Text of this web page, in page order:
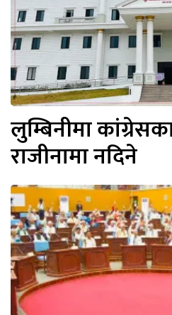
लुम्बिनीमा
राजीनामा नदिने